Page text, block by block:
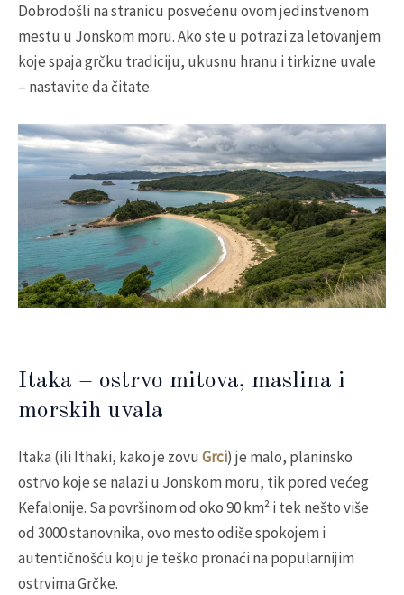
Dobrodošli na stranicu posvećenu ovom jedinstvenom
mestu u Jonskom moru. Ako ste u potrazi za letovanjem
koje spaja grčku tradiciju, ukusnu hranu i tirkizne uvale
– nastavite da čitate.
Itaka – ostrvo mitova, maslina i
morskih uvala
Itaka (ili Ithaki, kako je zovu Grci) je malo, planinsko
ostrvo koje se nalazi u Jonskom moru, tik pored većeg
Kefalonije. Sa površinom od oko 90 km² i tek nešto više
od 3000 stanovnika, ovo mesto odiše spokojem i
autentičnošću koju je teško pronaći na popularnijim
ostrvima Grčke.